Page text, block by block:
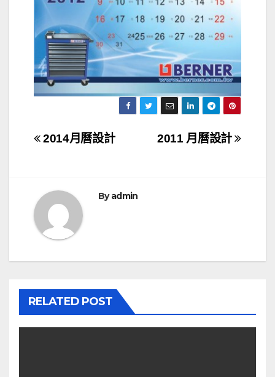
文
導
覽
2011 月曆設計
2014月曆設計
Byadmin
RELATED POST